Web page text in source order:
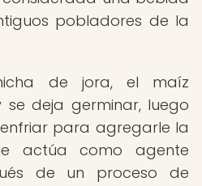
pobladores de la
de jora, el maíz
deja germinar, luego
para agregarle la
actúa como agente
de un proceso de